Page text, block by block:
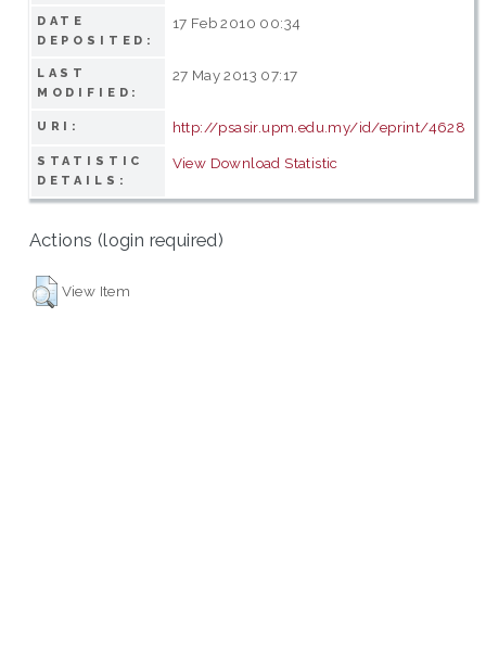
DATE
DEPOSITED:
17 Feb 2010 00:34
LAST
MODIFIED:
27 May 2013 07:17
URI: http://psasir.upm.edu.my/id/eprint/4628
STATISTIC
DETAILS:
View Download Statistic
Actions (login required)
View Item